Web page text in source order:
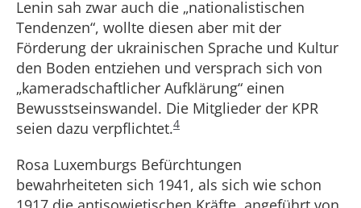
Lenin sah zwar auch die „nationalistischen
Tendenzen“, wollte diesen aber mit der
Förderung der ukrainischen Sprache und Kultur
den Boden entziehen und versprach sich von
„kameradschaftlicher Aufklärung“ einen
Bewusstseinswandel. Die Mitglieder der KPR
seien dazu verpflichtet.4
Rosa Luxemburgs Befürchtungen
bewahrheiteten sich 1941, als sich wie schon